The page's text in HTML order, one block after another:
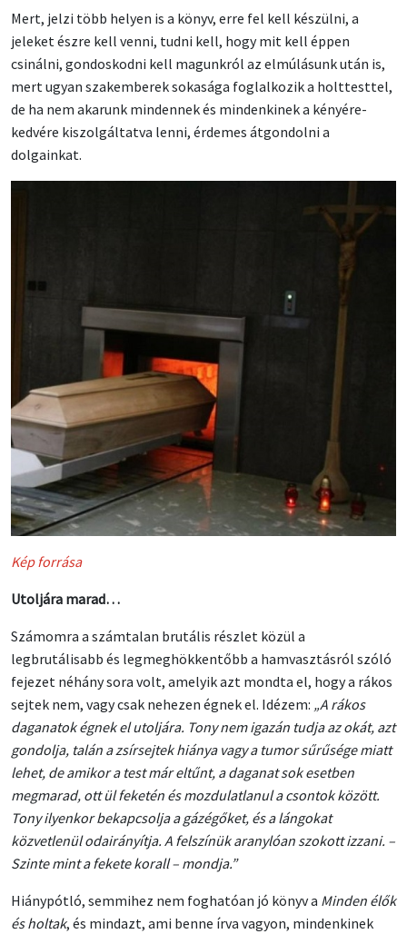
Mert, jelzi több helyen is a könyv, erre fel kell készülni, a
jeleket észre kell venni, tudni kell, hogy mit kell éppen
csinálni, gondoskodni kell magunkról az elmúlásunk után is,
mert ugyan szakemberek sokasága foglalkozik a holttesttel,
de ha nem akarunk mindennek és mindenkinek a kényére-
kedvére kiszolgáltatva lenni, érdemes átgondolni a
dolgainkat.
Kép forrása
Utoljára marad…
Számomra a számtalan brutális részlet közül a
legbrutálisabb és legmeghökkentőbb a hamvasztásról szóló
fejezet néhány sora volt, amelyik azt mondta el, hogy a rákos
sejtek nem, vagy csak nehezen égnek el. Idézem: „A rákos
daganatok égnek el utoljára. Tony nem igazán tudja az okát, azt
gondolja, talán a zsírsejtek hiánya vagy a tumor sűrűsége miatt
lehet, de amikor a test már eltűnt, a daganat sok esetben
megmarad, ott ül feketén és mozdulatlanul a csontok között.
Tony ilyenkor bekapcsolja a gázégőket, és a lángokat
közvetlenül odairányítja. A felszínük aranylóan szokott izzani. –
Szinte mint a fekete korall – mondja.”
Hiánypótló, semmihez nem foghatóan jó könyv a Minden élők
és holtak, és mindazt, ami benne írva vagyon, mindenkinek